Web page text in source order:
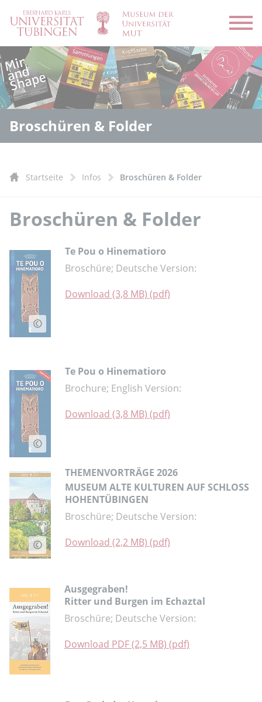
Broschüren & Folder
Startseite Infos Broschüren & Folder
Broschüren & Folder
Te Pou o Hinematioro
Broschüre; Deutsche Version:
Download (3,8 MB) (pdf)
Te Pou o Hinematioro
Brochure; English Version:
Download (3,8 MB) (pdf)
THEMENVORTRÄGE 2026
MUSEUM ALTE KULTUREN AUF SCHLOSS
HOHENTÜBINGEN
Broschüre; Deutsche Version:
Download (2,2 MB) (pdf)
Ausgegraben!
Ritter und Burgen im Echaztal
Broschüre; Deutsche Version:
Download PDF (2,5 MB) (pdf)